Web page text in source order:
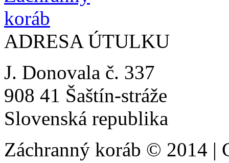
ADRESA ÚTULKU
J. Donovala č. 337
908 41 Šaštín-stráže
Slovenská republika
Záchranný koráb © 2014 |